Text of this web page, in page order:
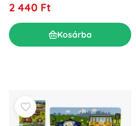
2 440 Ft
Kosárba